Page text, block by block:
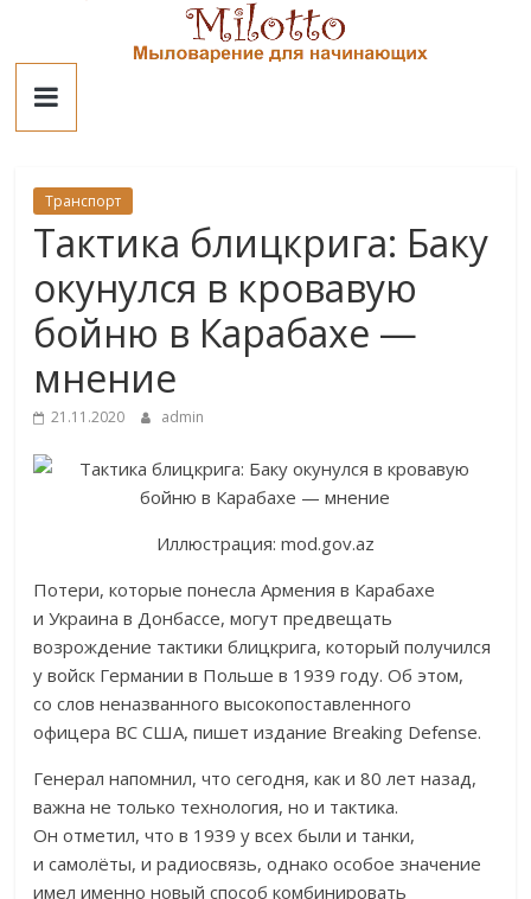
contentМилотто
Транспорт
Тактика блицкрига: Баку
окунулся в кровавую
бойню в Карабахе —
мнение
21.11.2020 admin
Иллюстрация: mod.gov.az
Потери, которые понесла Армения в Карабахе
и Украина в Донбассе, могут предвещать
возрождение тактики блицкрига, который получился
у войск Германии в Польше в 1939 году. Об этом,
со слов неназванного высокопоставленного
офицера ВС США, пишет издание Breaking Defense.
Генерал напомнил, что сегодня, как и 80 лет назад,
важна не только технология, но и тактика.
Он отметил, что в 1939 у всех были и танки,
и самолёты, и радиосвязь, однако особое значение
имел именно новый способ комбинировать